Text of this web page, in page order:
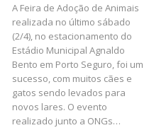
A Feira de Adoção de Animais
realizada no último sábado
(2/4), no estacionamento do
Estádio Municipal Agnaldo
Bento em Porto Seguro, foi um
sucesso, com muitos cães e
gatos sendo levados para
novos lares. O evento
realizado junto a ONGs…